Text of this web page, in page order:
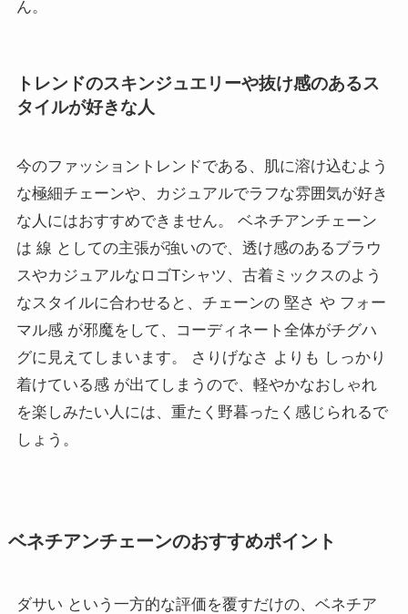
ん。
トレンドのスキンジュエリーや抜け感のあるス
タイルが好きな人
今のファッショントレンドである、肌に溶け込むよう
な極細チェーンや、カジュアルでラフな雰囲気が好き
な人にはおすすめできません。 ベネチアンチェーン
は 線 としての主張が強いので、透け感のあるブラウ
スやカジュアルなロゴTシャツ、古着ミックスのよう
なスタイルに合わせると、チェーンの 堅さ や フォー
マル感 が邪魔をして、コーディネート全体がチグハ
グに見えてしまいます。 さりげなさ よりも しっかり
着けている感 が出てしまうので、軽やかなおしゃれ
を楽しみたい人には、重たく野暮ったく感じられるで
しょう。
ベネチアンチェーンのおすすめポイント
ダサい という一方的な評価を覆すだけの、ベネチア